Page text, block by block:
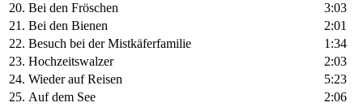
20. Bei den Fröschen
3:03
21. Bei den Bienen
2:01
22. Besuch bei der Mistkäferfamilie
1:34
23. Hochzeitswalzer
2:03
24. Wieder auf Reisen
5:23
25. Auf dem See
2:06